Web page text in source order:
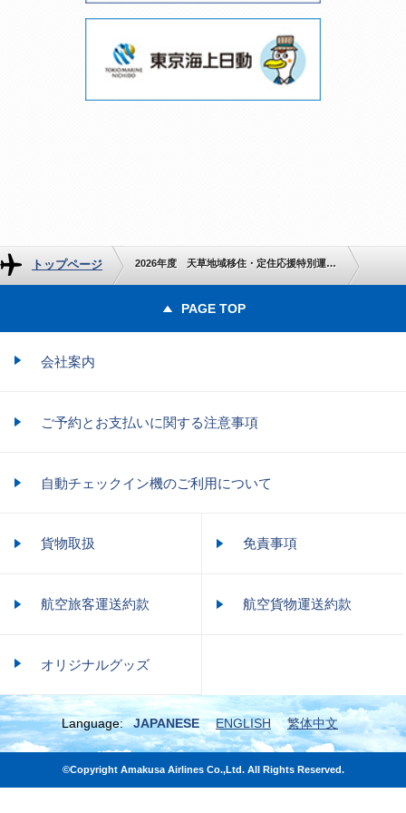
トップページ 2026年度 天草地域移住・定住応援特別運賃のご案内
PAGE TOP
会社案内
ご予約とお支払いに関する注意事項
自動チェックイン機のご利用について
貨物取扱 免責事項
航空旅客運送約款 航空貨物運送約款
オリジナルグッズ
Language: JAPANESE ENGLISH 繁体中文
©Copyright Amakusa Airlines Co.,Ltd. All Rights Reserved.